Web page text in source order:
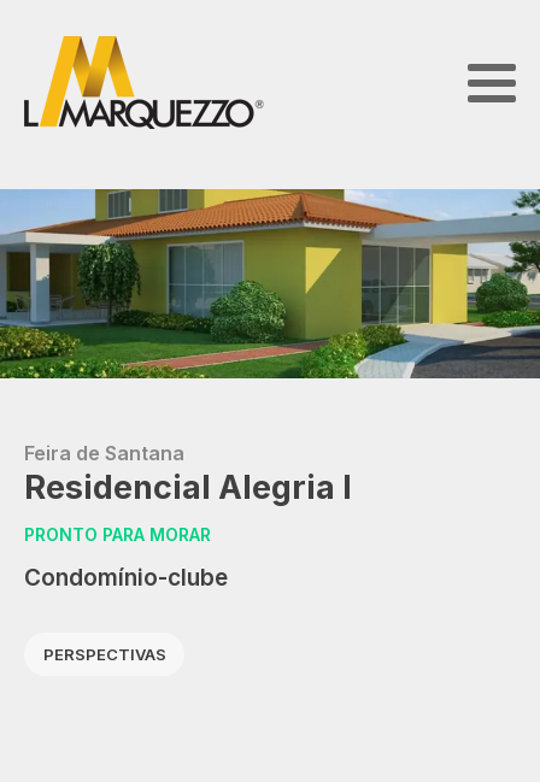
Feira de Santana
Residencial Alegria I
PRONTO PARA MORAR
Condomínio-clube
PERSPECTIVAS